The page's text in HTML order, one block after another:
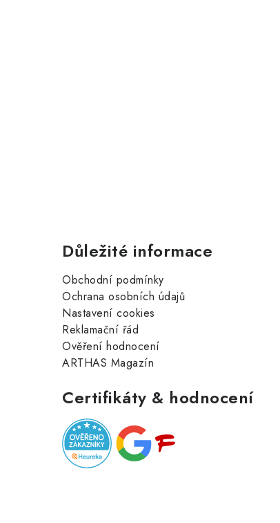
Důležité informace
Obchodní podmínky
Ochrana osobních údajů
Nastavení cookies
Reklamační řád
Ověření hodnocení
ARTHAS Magazín
Certifikáty & hodnocení